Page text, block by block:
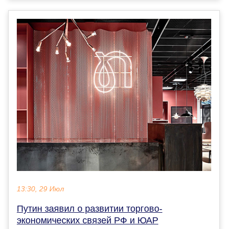
13:30, 29 Июл
Путин заявил о развитии торгово-
экономических связей РФ и ЮАР